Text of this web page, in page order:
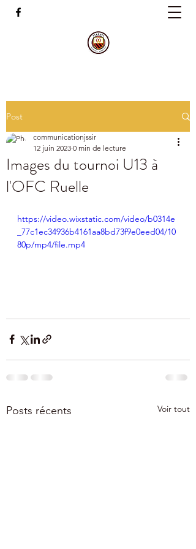
Post
Images du tournoi U13 à
l'OFC Ruelle
communicationjssir
12 juin 2023 0 min de lecture
https://video.wixstatic.com/video/b0314e
_77c1ec34936b4161aa8bd73f9e0eed04/10
80p/mp4/file.mp4
Posts récents Voir tout